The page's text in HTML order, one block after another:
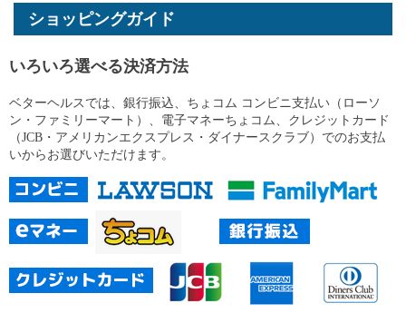
ショッピングガイド
いろいろ選べる決済方法
ベターヘルスでは、銀行振込、ちょコム コンビニ支払い（ローソ
ン・ファミリーマート）、電子マネーちょコム、クレジットカード
（JCB・アメリカンエクスプレス・ダイナースクラブ）でのお支払
いからお選びいただけます。